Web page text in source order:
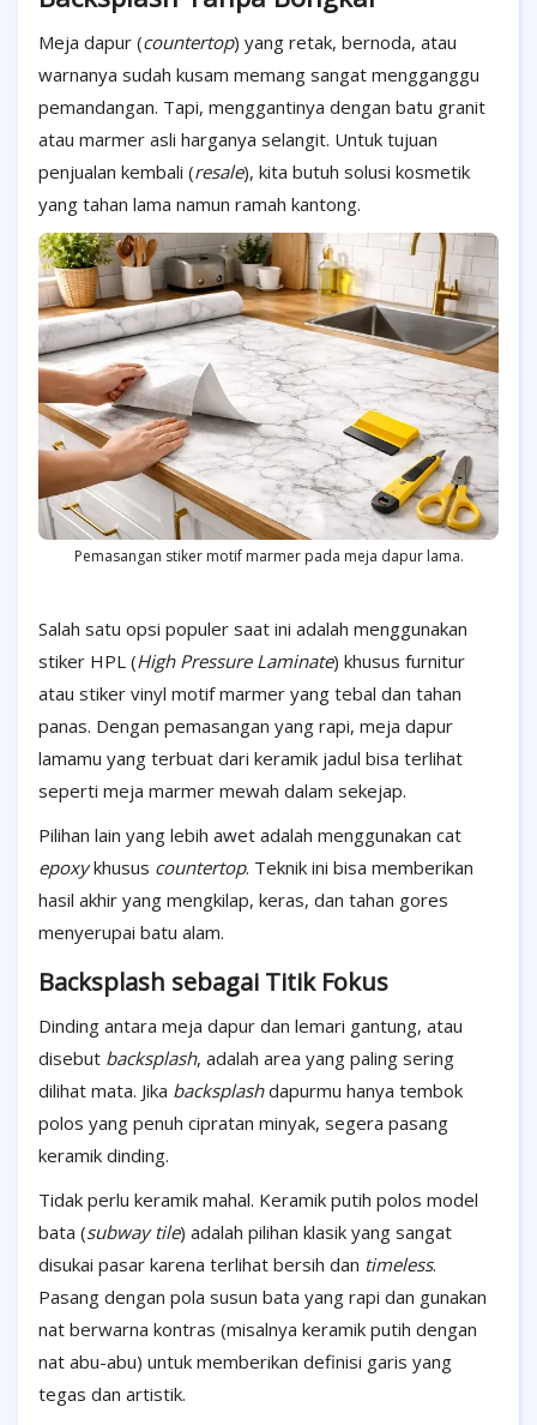
Meja dapur (countertop) yang retak, bernoda, atau
warnanya sudah kusam memang sangat mengganggu
pemandangan. Tapi, menggantinya dengan batu granit
atau marmer asli harganya selangit. Untuk tujuan
penjualan kembali (resale), kita butuh solusi kosmetik
yang tahan lama namun ramah kantong.
Pemasangan stiker motif marmer pada meja dapur lama.
Salah satu opsi populer saat ini adalah menggunakan
stiker HPL (High Pressure Laminate) khusus furnitur
atau stiker vinyl motif marmer yang tebal dan tahan
panas. Dengan pemasangan yang rapi, meja dapur
lamamu yang terbuat dari keramik jadul bisa terlihat
seperti meja marmer mewah dalam sekejap.
Pilihan lain yang lebih awet adalah menggunakan cat
epoxykhusus countertop. Teknik ini bisa memberikan
hasil akhir yang mengkilap, keras, dan tahan gores
menyerupai batu alam.
Backsplash sebagai Titik Fokus
Dinding antara meja dapur dan lemari gantung, atau
disebut backsplash, adalah area yang paling sering
dilihat mata. Jika backsplashdapurmu hanya tembok
polos yang penuh cipratan minyak, segera pasang
keramik dinding.
Tidak perlu keramik mahal. Keramik putih polos model
bata (subway tile) adalah pilihan klasik yang sangat
disukai pasar karena terlihat bersih dan timeless.
Pasang dengan pola susun bata yang rapi dan gunakan
nat berwarna kontras (misalnya keramik putih dengan
nat abu-abu) untuk memberikan definisi garis yang
tegas dan artistik.